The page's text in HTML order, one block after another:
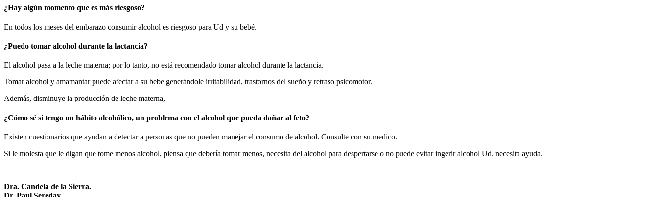
¿Hay algún momento que es más riesgoso?
En todos los meses del embarazo consumir alcohol es riesgoso para Ud y su bebé.
¿Puedo tomar alcohol durante la lactancia?
El alcohol pasa a la leche materna; por lo tanto, no está recomendado tomar alcohol durante la lactancia.
Tomar alcohol y amamantar puede afectar a su bebe generándole irritabilidad, trastornos del sueño y retraso psicomotor.
Además, disminuye la producción de leche materna,
¿Cómo sé si tengo un hábito alcohólico, un problema con el alcohol que pueda dañar al feto?
Existen cuestionarios que ayudan a detectar a personas que no pueden manejar el consumo de alcohol. Consulte con su medico.
Si le molesta que le digan que tome menos alcohol, piensa que debería tomar menos, necesita del alcohol para despertarse o no puede evitar ingerir alcohol Ud. necesita ayuda.
Dra. Candela de la Sierra.
Dr. Paul Sereday